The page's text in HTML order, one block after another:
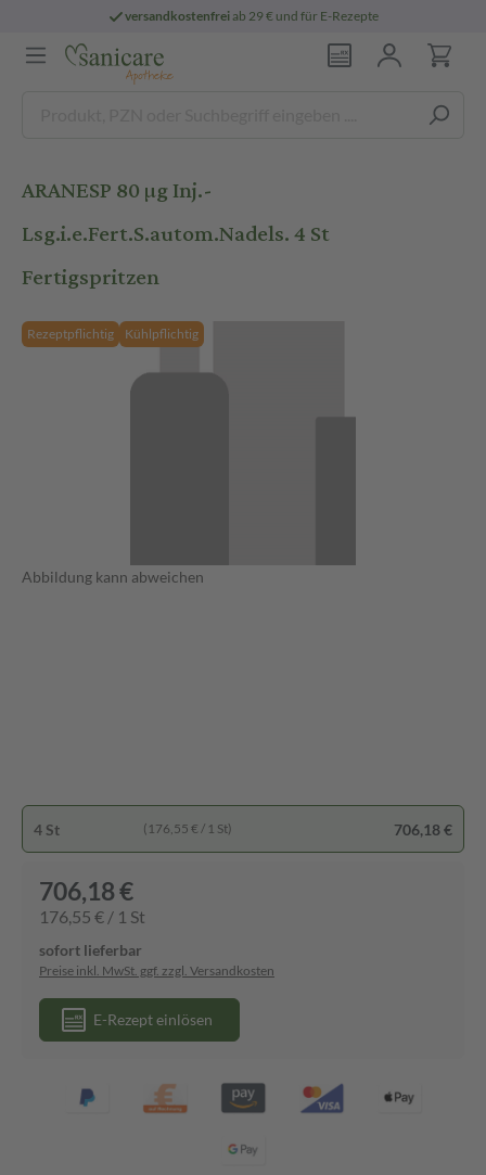
versandkostenfreiab 29 € und für E-Rezepte
ARANESP 80 µg Inj.-
Lsg.i.e.Fert.S.autom.Nadels. 4 St
Fertigspritzen
Rezeptpflichtig Kühlpflichtig
Abbildung kann abweichen
4 St (176,55 € / 1 St) 706,18 €
706,18 €
176,55 € / 1 St
sofort lieferbar
Preise inkl. MwSt. ggf. zzgl. Versandkosten
E-Rezept einlösen